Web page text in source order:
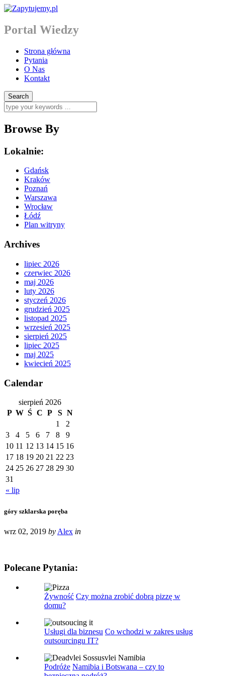
Portal Wiedzy
Strona główna
Pytania
O Nas
Kontakt
Browse By
Lokalnie:
Gdańsk
Kraków
Poznań
Warszawa
Wrocław
Łódź
Plan witryny
Archives
lipiec 2026
czerwiec 2026
maj 2026
luty 2026
styczeń 2026
grudzień 2025
listopad 2025
wrzesień 2025
sierpień 2025
lipiec 2025
maj 2025
kwiecień 2025
Calendar
sierpień 2026
P W Ś C P S N
« lip
1
2
3
4 5 6 7 8
9
10 11 12 13 14 15 16
17 18 19 20 21 22 23
24 25 26 27 28 29 30
31
góry szklarska poręba
wrz 02, 2019 by Alex in
Polecane Pytania:
Żywność Czy można zrobić dobrą pizzę w
domu?
Usługi dla biznesu Co wchodzi w zakres usług
outsourcingu IT?
Podróże Namibia i Botswana – czy to